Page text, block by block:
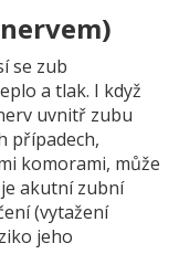
se zub
a tlak. I když
uvnitř zubu
případech,
komorami, může
akutní zubní
(vytažení
jeho